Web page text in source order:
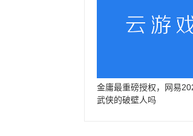
金庸最重磅授权，网易
武侠的破壁人吗